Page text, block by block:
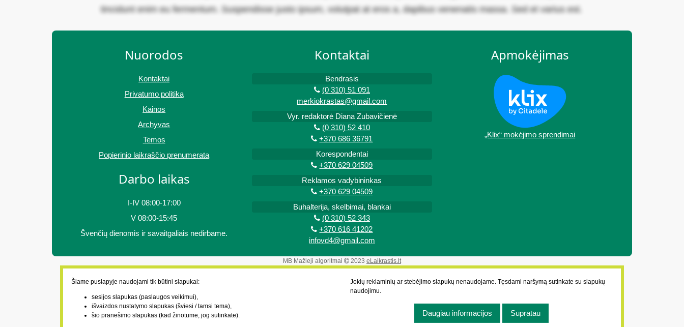
tincidunt enim eu fermentum. Suspendisse justo ipsum, volutpat at eros a, dapibus venenatis massa. Sed et varius est.
Nuorodos
Kontaktai
Privatumo politika
Kainos
Archyvas
Temos
Popierinio laikraščio prenumerata
Darbo laikas
I-IV 08:00-17:00
V 08:00-15:45
Švenčių dienomis ir savaitgaliais nedirbame.
Kontaktai
Bendrasis
(0 310) 51 091
merkiokrastas@gmail.com
Vyr. redaktorė Diana Zubavičienė
(0 310) 52 410
+370 686 36791
Korespondentai
+370 629 04509
Reklamos vadybininkas
+370 629 04509
Buhalterija, skelbimai, blankai
(0 310) 52 343
+370 616 41202
infovd4@gmail.com
Apmokėjimas
„Klix“ mokėjimo sprendimai
MB Mažieji algoritmai 2023 eLaikrastis.lt
Šiame puslapyje naudojami tik būtini slapukai:
sesijos slapukas (paslaugos veikimui),
išvaizdos nustatymo slapukas (šviesi / tamsi tema),
šio pranešimo slapukas (kad žinotume, jog sutinkate).
Jokių reklaminių ar stebėjimo slapukų nenaudojame. Tęsdami naršymą sutinkate su slapukų
naudojimu.
Daugiau informacijos Supratau